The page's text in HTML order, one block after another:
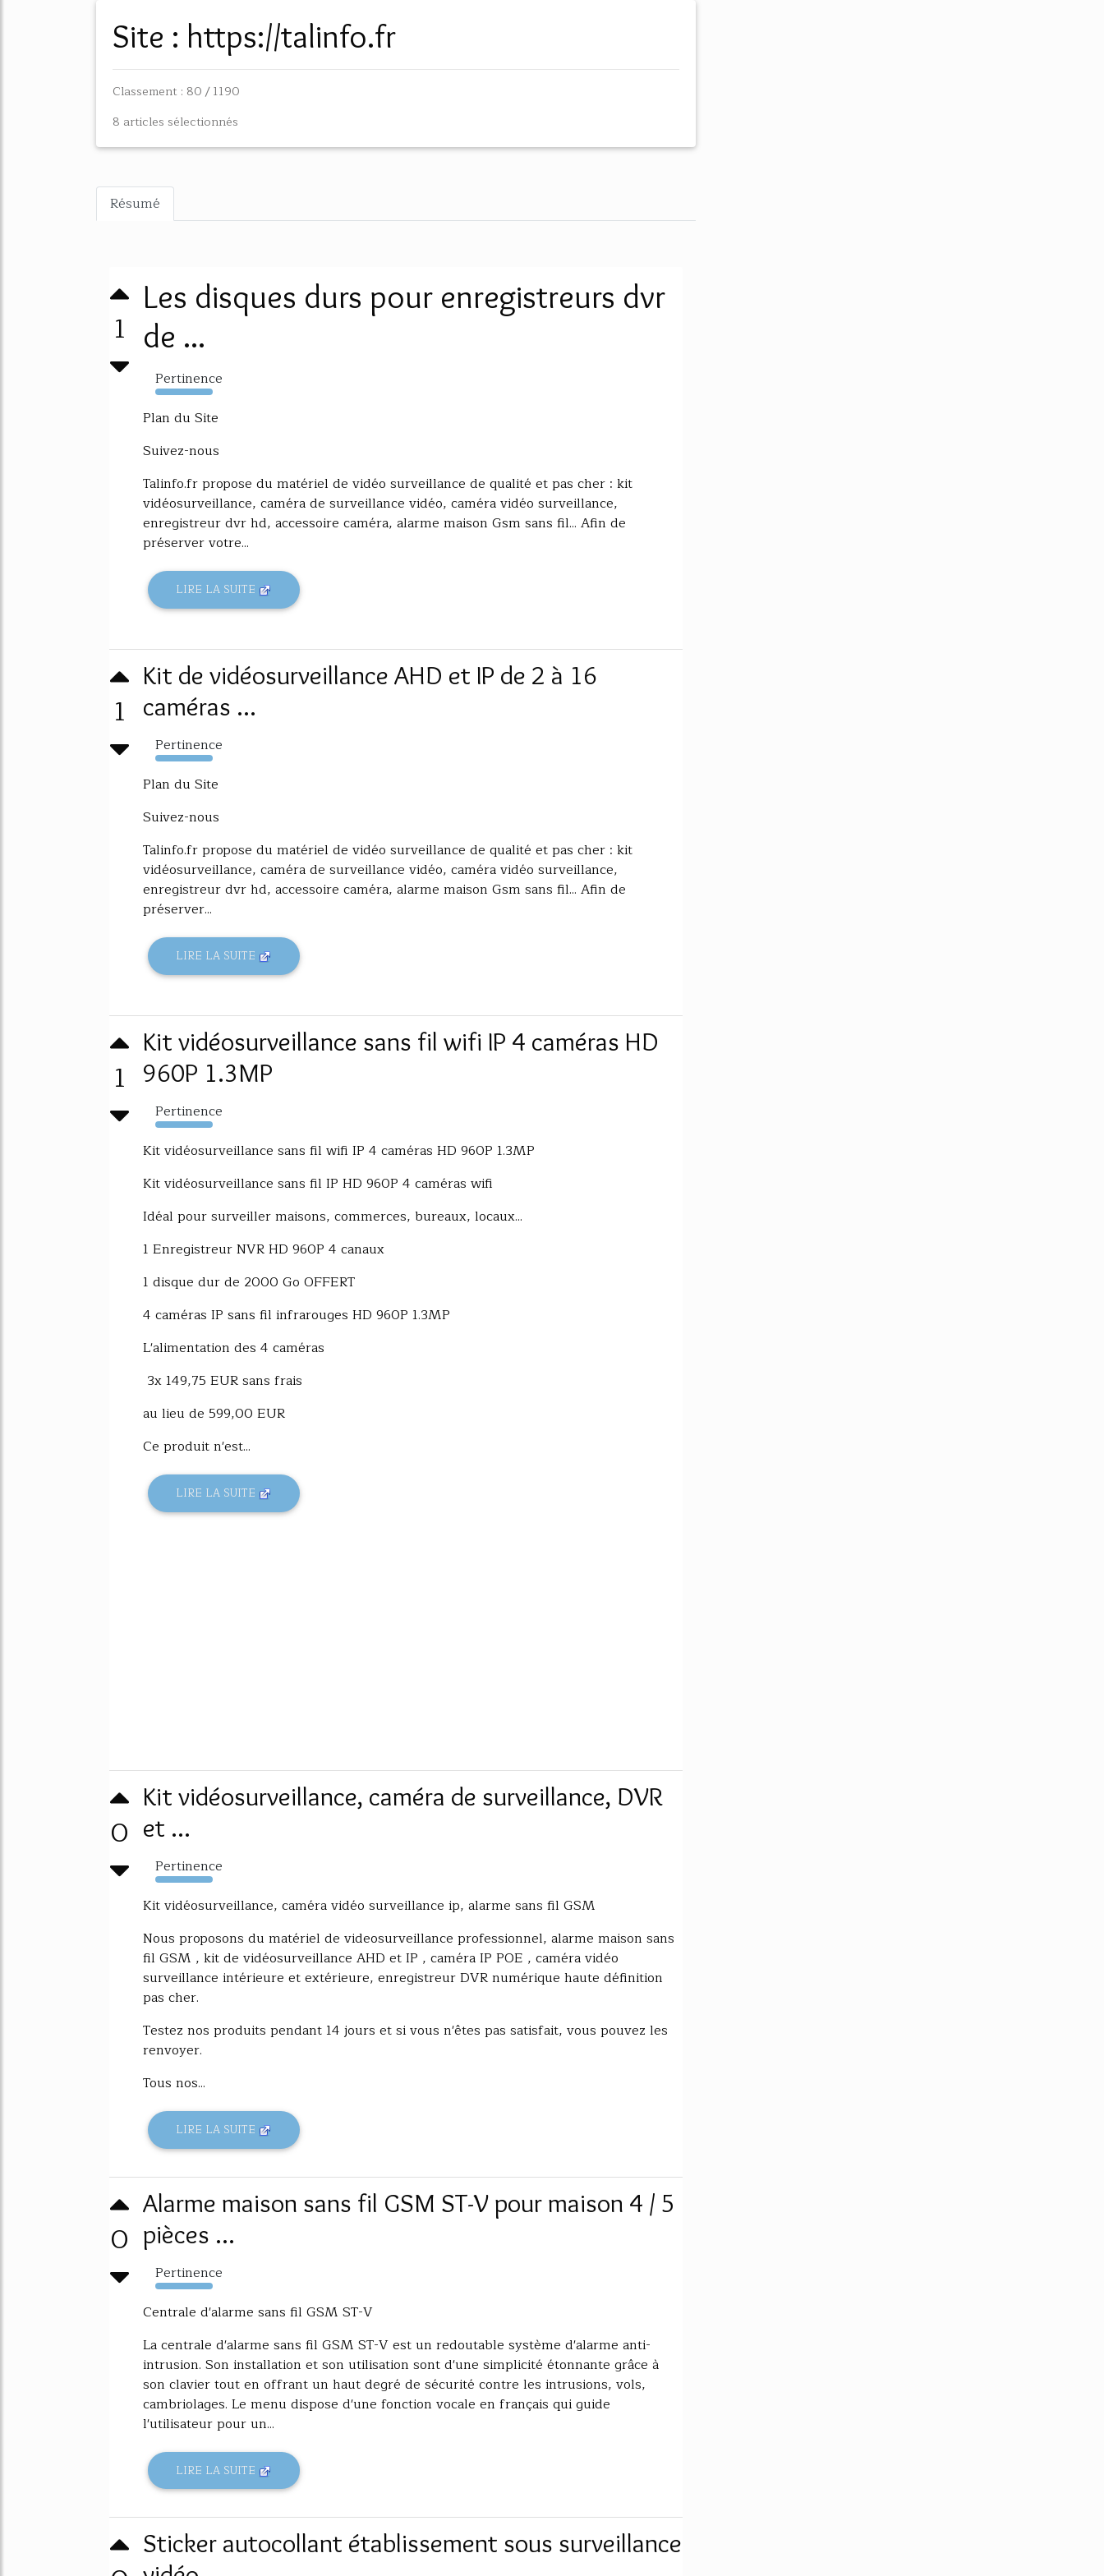
Site : https://talinfo.fr
Classement : 80 / 1190
8 articles sélectionnés
Résumé
1
Les disques durs pour enregistreurs dvr
de ...
Pertinence
7744%
Plan du Site
Suivez-nous
Talinfo.fr propose du matériel de vidéo surveillance de qualité et pas cher : kit
vidéosurveillance, caméra de surveillance vidéo, caméra vidéo surveillance,
enregistreur dvr hd, accessoire caméra, alarme maison Gsm sans fil... Afin de
préserver votre...
LIRE LA SUITE
1
Kit de vidéosurveillance AHD et IP de 2 à 16
caméras ...
Pertinence
7652%
Plan du Site
Suivez-nous
Talinfo.fr propose du matériel de vidéo surveillance de qualité et pas cher : kit
vidéosurveillance, caméra de surveillance vidéo, caméra vidéo surveillance,
enregistreur dvr hd, accessoire caméra, alarme maison Gsm sans fil... Afin de
préserver...
LIRE LA SUITE
1
Kit vidéosurveillance sans fil wifi IP 4 caméras HD
960P 1.3MP
Pertinence
3229%
Kit vidéosurveillance sans fil wifi IP 4 caméras HD 960P 1.3MP
Kit vidéosurveillance sans fil IP HD 960P 4 caméras wifi
Idéal pour surveiller maisons, commerces, bureaux, locaux...
1 Enregistreur NVR HD 960P 4 canaux
1 disque dur de 2000 Go OFFERT
4 caméras IP sans fil infrarouges HD 960P 1.3MP
L'alimentation des 4 caméras
3x 149,75 EUR sans frais
au lieu de 599,00 EUR
Ce produit n'est...
LIRE LA SUITE
0
Kit vidéosurveillance, caméra de surveillance, DVR
et ...
Pertinence
14130%
Kit vidéosurveillance, caméra vidéo surveillance ip, alarme sans fil GSM
Nous proposons du matériel de videosurveillance professionnel, alarme maison sans
fil GSM , kit de vidéosurveillance AHD et IP , caméra IP POE , caméra vidéo
surveillance intérieure et extérieure, enregistreur DVR numérique haute définition
pas cher.
Testez nos produits pendant 14 jours et si vous n'êtes pas satisfait, vous pouvez les
renvoyer.
Tous nos...
LIRE LA SUITE
0
Alarme maison sans fil GSM ST-V pour maison 4 / 5
pièces ...
Pertinence
7743%
Centrale d'alarme sans fil GSM ST-V
La centrale d'alarme sans fil GSM ST-V est un redoutable système d'alarme anti-
intrusion. Son installation et son utilisation sont d'une simplicité étonnante grâce à
son clavier tout en offrant un haut degré de sécurité contre les intrusions, vols,
cambriolages. Le menu dispose d'une fonction vocale en français qui guide
l'utilisateur pour un...
LIRE LA SUITE
Sticker autocollant établissement sous surveillance